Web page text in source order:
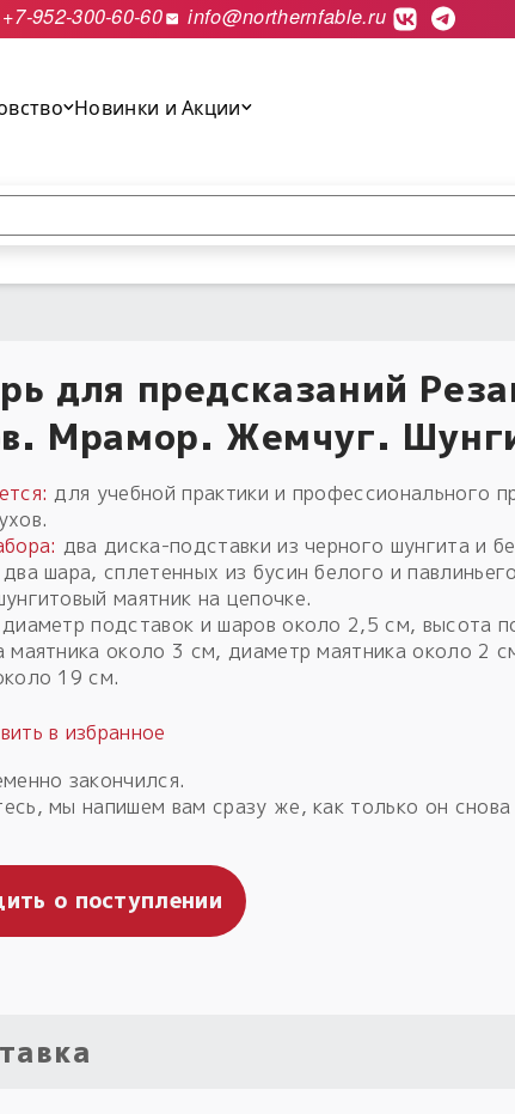
+7-952-300-60-60 info@northernfable.ru
Новинки и Акции
для предсказаний
Мрамор. Жемчуг.
для учебной практики и профессионального
два диска-подставки из черного шунгита и
шара, сплетенных из бусин белого и
маятник на цепочке.
диаметр подставок и шаров около 2,5 см, высота
маятника около 3 см, диаметр маятника около 2
19 см.
закончился.
мы напишем вам сразу же, как только он снова
о поступлении